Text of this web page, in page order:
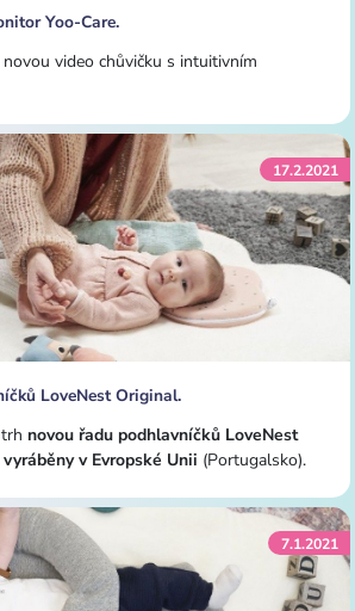
Yoo-Care.
video chůvičku s intuitivním
17.2.2021
LoveNest Original.
novou řadu podhlavníčků LoveNest
vyráběny v Evropské Unii (Portugalsko).
7.1.2021